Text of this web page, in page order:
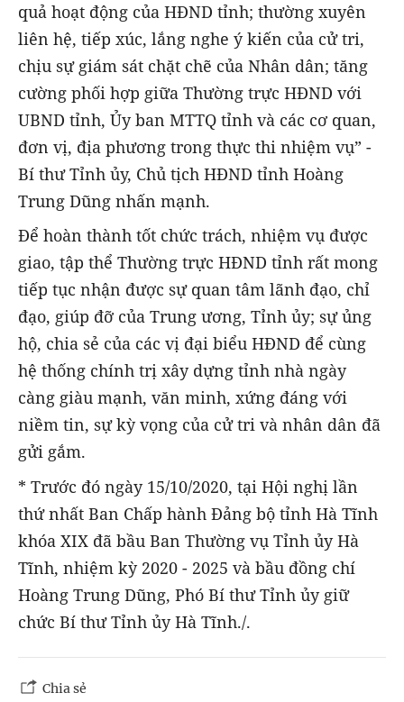
quả hoạt động của HĐND tỉnh; thường xuyên
liên hệ, tiếp xúc, lắng nghe ý kiến của cử tri,
chịu sự giám sát chặt chẽ của Nhân dân; tăng
cường phối hợp giữa Thường trực HĐND với
UBND tỉnh, Ủy ban MTTQ tỉnh và các cơ quan,
đơn vị, địa phương trong thực thi nhiệm vụ” -
Bí thư Tỉnh ủy, Chủ tịch HĐND tỉnh Hoàng
Trung Dũng nhấn mạnh.
Để hoàn thành tốt chức trách, nhiệm vụ được
giao, tập thể Thường trực HĐND tỉnh rất mong
tiếp tục nhận được sự quan tâm lãnh đạo, chỉ
đạo, giúp đỡ của Trung ương, Tỉnh ủy; sự ủng
hộ, chia sẻ của các vị đại biểu HĐND để cùng
hệ thống chính trị xây dựng tỉnh nhà ngày
càng giàu mạnh, văn minh, xứng đáng với
niềm tin, sự kỳ vọng của cử tri và nhân dân đã
gửi gắm.
* Trước đó ngày 15/10/2020, tại Hội nghị lần
thứ nhất Ban Chấp hành Đảng bộ tỉnh Hà Tĩnh
khóa XIX đã bầu Ban Thường vụ Tỉnh ủy Hà
Tĩnh, nhiệm kỳ 2020 - 2025 và bầu đồng chí
Hoàng Trung Dũng, Phó Bí thư Tỉnh ủy giữ
chức Bí thư Tỉnh ủy Hà Tĩnh./.
Chia sẻ